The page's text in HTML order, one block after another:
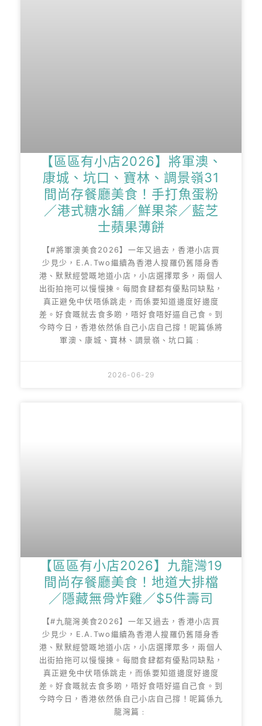
【區區有小店2026】將軍澳、
康城、坑口、寶林、調景嶺31
間尚存餐廳美食！手打魚蛋粉
／港式糖水舖／鮮果茶／藍芝
士蘋果薄餅
【#將軍澳美食2026】一年又過去，香港小店買
少見少，E.A.Two繼續為香港人搜羅仍舊隱身香
港、默默經營嘅地道小店，小店選擇眾多，兩個人
出街拍拖可以慢慢揀。每間食肆都有優點同缺點，
真正避免中伏唔係跳走，而係要知道邊度好邊度
差。好食嘅就去食多啲，唔好食唔好逼自己食。到
今時今日，香港依然係自己小店自己撐！呢篇係將
軍澳、康城、寶林、調景嶺、坑口篇﹕
2026-06-29
【區區有小店2026】九龍灣19
間尚存餐廳美食！地道大排檔
／隱藏無骨炸雞／$5件壽司
【#九龍灣美食2026】一年又過去，香港小店買
少見少，E.A.Two繼續為香港人搜羅仍舊隱身香
港、默默經營嘅地道小店，小店選擇眾多，兩個人
出街拍拖可以慢慢揀。每間食肆都有優點同缺點，
真正避免中伏唔係跳走，而係要知道邊度好邊度
差。好食嘅就去食多啲，唔好食唔好逼自己食。到
今時今日，香港依然係自己小店自己撐！呢篇係九
龍灣篇﹕